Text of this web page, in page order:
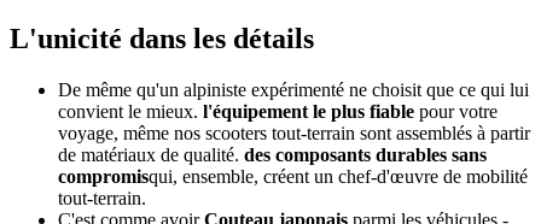
L'unicité dans les détails
De même qu'un alpiniste expérimenté ne choisit que ce qui lui
convient le mieux. l'équipement le plus fiable pour votre
voyage, même nos scooters tout-terrain sont assemblés à partir
de matériaux de qualité. des composants durables sans
compromisqui, ensemble, créent un chef-d'œuvre de mobilité
tout-terrain.